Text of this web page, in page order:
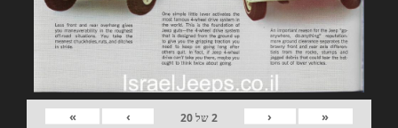
«
‹
2של20
›
»